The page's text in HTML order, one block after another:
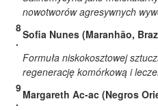
nowotworów agresywnych
8
.
Sofia Nunes (Maranhão,
Formuła niskokosztowej
regenerację komórkową i
9
.
Margareth Ac-ac (Negros